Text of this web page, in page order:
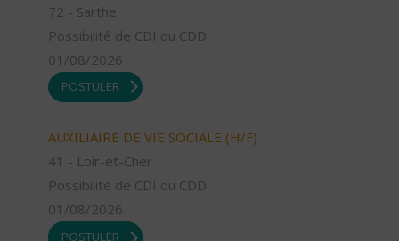
72 - Sarthe
Possibilité de CDI ou CDD
01/08/2026
POSTULER
AUXILIAIRE DE VIE SOCIALE (H/F)
41 - Loir-et-Cher
Possibilité de CDI ou CDD
01/08/2026
POSTULER